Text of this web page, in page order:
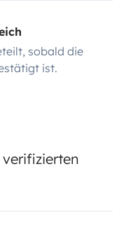
sobald die
ist.